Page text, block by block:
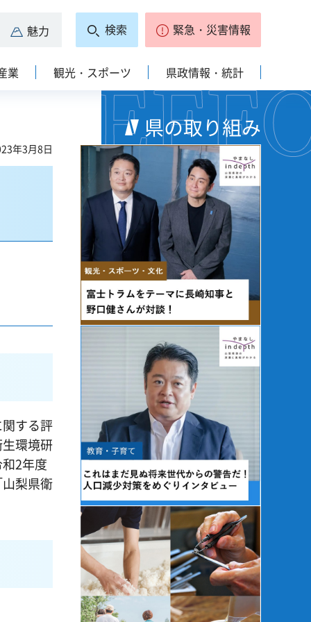
魅力 検索 緊急・災害情報
業 観光・スポーツ 県政情報・統計
年3月8日
する評
環境研
2年度
梨県衛
県の取り組み